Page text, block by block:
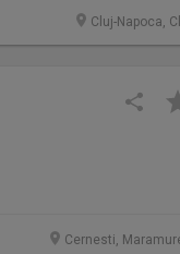
Cluj-Napoca,
Cernesti,